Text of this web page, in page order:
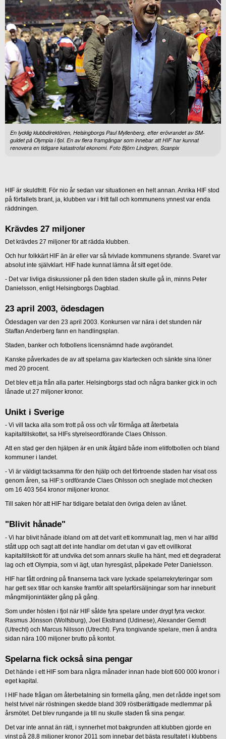
En lycklig klubbdirektören, Helsingborgs Paul Myllenberg, efter erövrandet av SM-
guldet på Olympia i fjol. En av flera framgångar som innebar att HIF har kunnat
renovera en tidigare katastrofal ekonomi. Foto Björn Lindgren, Scanpix
HIF är skuldfritt. För nio år sedan var situationen en helt annan. Anrika HIF stod
på förfallets brant, ja, klubben var i fritt fall och kommunens ynnest var enda
räddningen.
Krävdes 27 miljoner
Det krävdes 27 miljoner för att rädda klubben.
Och hur folkkärt HIF än är eller var så tvivlade kommunens styrande. Svaret var
absolut inte självklart. HIF hade kunnat lämna åt sitt eget öde.
- Det var livliga diskussioner på den tiden staden skulle gå in, minns Peter
Danielsson, enligt Helsingborgs Dagblad.
23 april 2003, ödesdagen
Ödesdagen var den 23 april 2003. Konkursen var nära i det stunden när
Staffan Anderberg fann en handlingsplan.
Staden, banker och fotbollens licensnämnd hade avgörandet.
Kanske påverkades de av att spelarna gav klartecken och sänkte sina löner
med 20 procent.
Det blev ett ja från alla parter. Helsingborgs stad och några banker gick in och
lånade ut 27 miljoner kronor.
Unikt i Sverige
- Vi vill tacka alla som trott på oss och vår förmåga att återbetala
kapitaltillskottet, sa HIFs styrelseordförande Claes Ohlsson.
Att en stad ger den hjälpen är en unik åtgärd både inom elitfotbollen och bland
kommuner i landet.
- Vi är väldigt tacksamma för den hjälp och det förtroende staden har visat oss
genom åren, sa HIF:s ordförande Claes Ohlsson och sneglade mot checken
om 16 403 564 kronor miljoner kronor.
Till saken hör att HIF har tidigare betalat den övriga delen av lånet.
"Blivit hånade"
- Vi har blivit hånade ibland om att det varit ett kommunalt lag, men vi har alltid
stått upp och sagt att det inte handlar om det utan vi gav ett ovillkorat
kapitaltillskott för att undvika det som annars skulle ha hänt, med ett degraderat
lag och ett Olympia, som vi ägt, utan hyresgäst, påpekade Peter Danielsson.
HIF har fått ordning på finanserna tack vare lyckade spelarrekryteringar som
har gett sex titlar och kanske framför allt spelarförsäljningar som har inneburit
mångmiljonintäkter gång på gång.
Som under hösten i fjol när HIF sålde fyra spelare under drygt fyra veckor.
Rasmus Jönsson (Wolfsburg), Joel Ekstrand (Udinese), Alexander Gerndt
(Utrecht) och Marcus Nilsson (Utrecht). Fyra tongivande spelare, men å andra
sidan nära 100 miljoner brutto på kontot.
Spelarna fick också sina pengar
Det hände i ett HIF som bara några månader innan hade blott 600 000 kronor i
eget kapital.
I HIF hade frågan om återbetalning sin formella gång, men det rådde inget som
helst tvivel när röstningen skedde bland 309 röstberättigade medlemmar på
årsmötet. Det blev rungande ja till nu skulle staden få sina pengar.
Det var inte annat än rätt, i synnerhet mot bakgrunden att klubben gjorde en
vinst på 28,8 miljoner kronor 2011 som innebar det bästa resultatet i klubbens